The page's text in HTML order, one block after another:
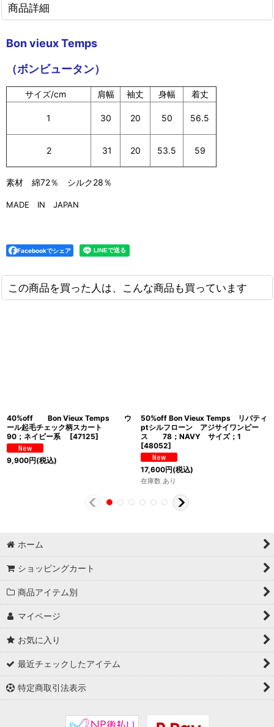
商品詳細
Bon vieux Temps
（ボンビュータン）
サイズ/cm 肩幅 袖丈 身幅 着丈
1 30 20 50 56.5
2 31 20 53.5 59
素材 綿72％ シルク28％
MADE IN JAPAN
Facebookでシェア
この商品を買った人は、こんな商品も買っています
40%off Bon Vieux Temps ウ
ール起毛チェック柄スカート
90；ネイビー系
[47125]
9,900円(税込)
50%off Bon Vieux Temps リバティ
ptシルフローン アジサイワンピー
ス 78；NAVY サイズ；1
[48052]
17,600円(税込)
在庫数 あり
ホーム
ショッピングカート
商品アイテム別
マイページ
お気に入り
最近チェックしたアイテム
特定商取引法表示